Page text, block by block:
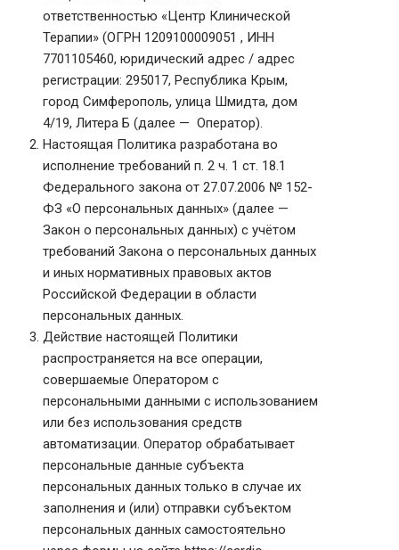
ответственностью «Центр Клинической
Терапии» (ОГРН 1209100009051 , ИНН
7701105460, юридический адрес / адрес
регистрации: 295017, Республика Крым,
город Симферополь, улица Шмидта, дом
4/19, Литера Б (далее — Оператор).
Настоящая Политика разработана во
исполнение требований п. 2 ч. 1 ст. 18.1
Федерального закона от 27.07.2006 № 152-
ФЗ «О персональных данных» (далее —
Закон о персональных данных) с учётом
требований Закона о персональных данных
и иных нормативных правовых актов
Российской Федерации в области
персональных данных.
Действие настоящей Политики
распространяется на все операции,
совершаемые Оператором с
персональными данными с использованием
или без использования средств
автоматизации. Оператор обрабатывает
персональные данные субъекта
персональных данных только в случае их
заполнения и (или) отправки субъектом
персональных данных самостоятельно